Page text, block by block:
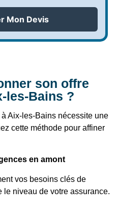
Mon Devis
son offre
les-Bains ?
Aix-les-Bains nécessite une
cette méthode pour affiner
en amont
vos besoins clés de
niveau de votre assurance.